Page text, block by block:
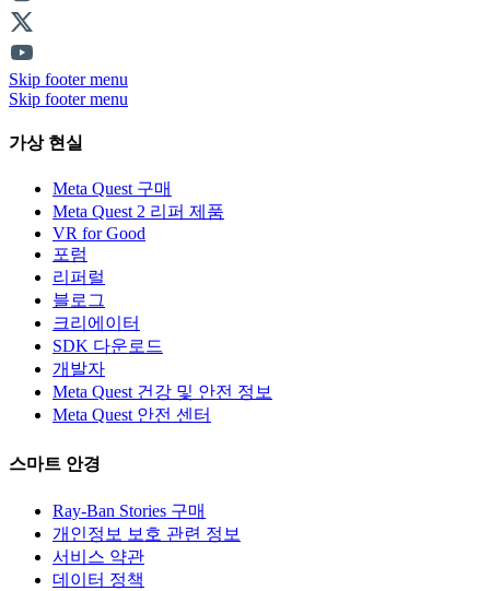
Skip footer menu
Skip footer menu
가상 현실
Meta Quest 구매
Meta Quest 2 리퍼 제품
VR for Good
포럼
리퍼럴
블로그
크리에이터
SDK 다운로드
개발자
Meta Quest 건강 및 안전 정보
Meta Quest 안전 센터
스마트 안경
Ray-Ban Stories 구매
개인정보 보호 관련 정보
서비스 약관
데이터 정책